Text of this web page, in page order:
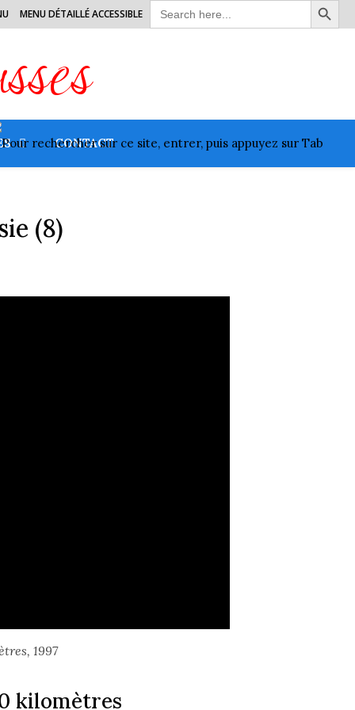
MENU DÉTAILLÉ ACCESSIBLE
Search
for:
CONTACT
(8)
1997
kilomètres